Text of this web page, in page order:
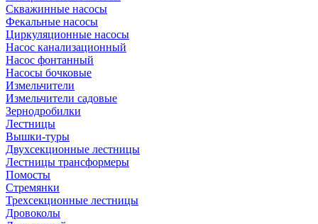
Скважинные насосы
Фекальные насосы
Циркуляционные насосы
Насос канализационный
Насос фонтанный
Насосы бочковые
Измельчители
Измельчители садовые
Зернодробилки
Лестницы
Вышки-туры
Двухсекционные лестницы
Лестницы трансформеры
Помосты
Стремянки
Трехсекционные лестницы
Дровоколы